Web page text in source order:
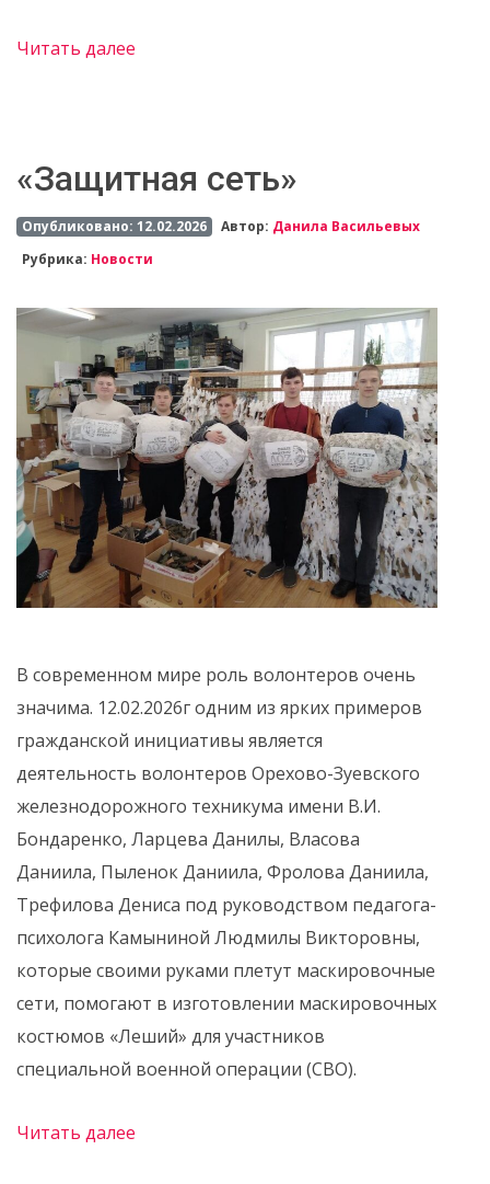
Читать далее
«Защитная сеть»
Опубликовано: 12.02.2026 Автор: Данила Васильевых
Рубрика: Новости
В современном мире роль волонтеров очень
значима. 12.02.2026г одним из ярких примеров
гражданской инициативы является
деятельность волонтеров Орехово-Зуевского
железнодорожного техникума имени В.И.
Бондаренко, Ларцева Данилы, Власова
Даниила, Пыленок Даниила, Фролова Даниила,
Трефилова Дениса под руководством педагога-
психолога Камыниной Людмилы Викторовны,
которые своими руками плетут маскировочные
сети, помогают в изготовлении маскировочных
костюмов «Леший» для участников
специальной военной операции (СВО).
Читать далее